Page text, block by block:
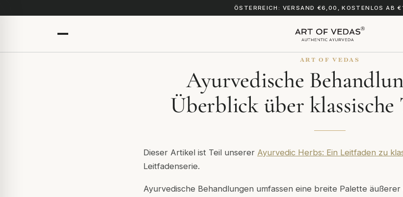
ÖSTERREICH: VERSAND €6,00, KOSTENLOS AB
ART OF VEDAS
Ayurvedische
Überblick über klassische
Dieser Artikel ist Teil unserer Ayurvedic Herbs: Ein Leitfaden zu
Leitfadenserie.
Ayurvedische Behandlungen umfassen eine breite Palette